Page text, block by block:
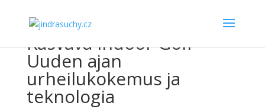
Kasvava Indoor Golf –
Uuden ajan
urheilukokemus ja
teknologia